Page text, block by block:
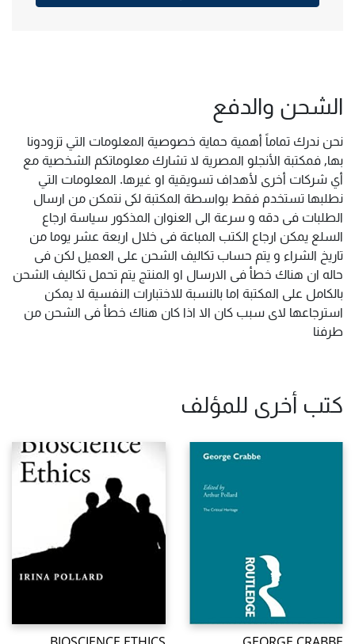
الشحن والدفع
نحن ندرك تماماً أهمية حماية خصوصية المعلومات التي تزودونا
بها, فمكتبة الأنجلو المصرية لا تشارك معلوماتكم الشخصية مع
أي شركات أخرى لأهداف تسويقية او غيرها. المعلومات التي
نطلبها تستخدم فقط بواسطة المكتبة لكى نتمكن من ارسال
الطلبات فى دقه و سرعة الى العنوان المذكور سياسة ارجاع
السلع يمكن ارجاع الكتب المباعة فى خلال اربعة عشر يوما من
تاريخ الشراء و يتم حساب تكاليف الشحن على العميل لكن فى
حاله ان هناك خطأ فى الارسال او المنتج يتم تحمل تكاليف الشحن
بالكامل على المكتبة اما بالنسبة للاختبارات النفسية لا يمكن
استرجاعها لاى سبب كان الا اذا كان هناك خطأ فى الشحن من
طرفنا
كتب أخرى للمؤلف